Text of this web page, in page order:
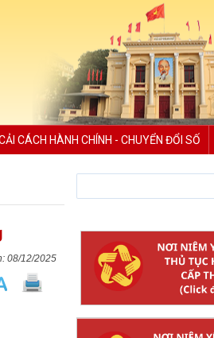
CÁCH HÀNH CHÍNH - CHUYỂN ĐỔI SỐ
08/12/2025